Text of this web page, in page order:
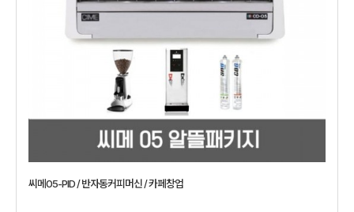
씨메05-PID / 반자동커피머신 / 카페창업